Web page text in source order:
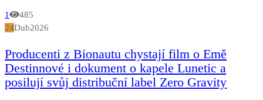
1
485
24Dub2026
Producenti z Bionautu chystají film o Emě
Destinnové i dokument o kapele Lunetic a
posilují svůj distribuční label Zero Gravity